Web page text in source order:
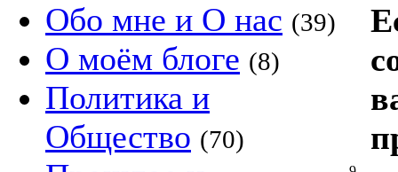
Обо мне и О нас (39)
О моём блоге (8)
Политика и
Общество (70)